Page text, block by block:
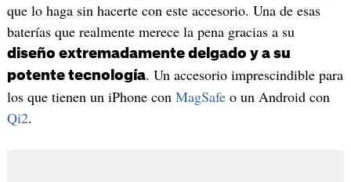
que lo haga sin hacerte con este accesorio. Una de esas
baterías que realmente merece la pena gracias a su
diseño extremadamente delgado y a su
potente tecnología. Un accesorio imprescindible para
los que tienen un iPhone con MagSafeo un Android con
Qi2.